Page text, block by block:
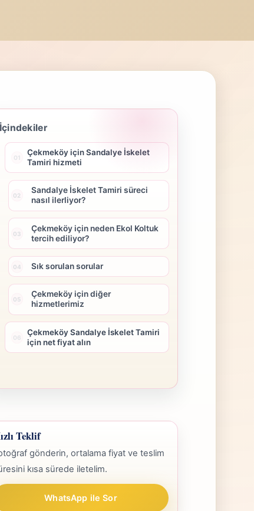
Çekmeköy için Sandalye İskelet
Tamiri hizmeti
Sandalye İskelet Tamiri süreci
nasıl ilerliyor?
Çekmeköy için neden Ekol Koltuk
tercih ediliyor?
Sık sorulan sorular
Çekmeköy için diğer
hizmetlerimiz
Çekmeköy Sandalye İskelet Tamiri
için net fiyat alın
Teklif
gönderin, ortalama fiyat ve teslim
kısa sürede iletelim.
WhatsApp ile Sor